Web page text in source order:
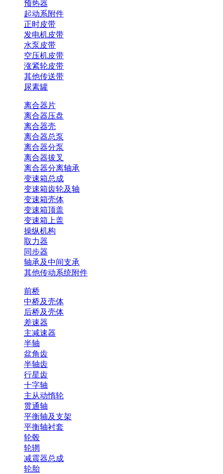
预热器
起动系附件
正时皮带
发电机皮带
水泵皮带
空压机皮带
涨紧轮皮带
其他传送带
尿素罐
离合器片
离合器压盘
离合器壳
离合器总泵
离合器分泵
离合器拔叉
离合器分离轴承
变速箱总成
变速箱齿轮及轴
变速箱壳体
变速箱顶盖
变速箱上盖
操纵机构
取力器
同步器
轴承及中间支承
其他传动系统附件
前桥
中桥及壳体
后桥及壳体
差速器
主减速器
半轴
盆角齿
半轴齿
行星齿
十字轴
主从动惰轮
贯通轴
平衡轴及支架
平衡轴衬套
轮毂
轮辋
减震器总成
轮胎